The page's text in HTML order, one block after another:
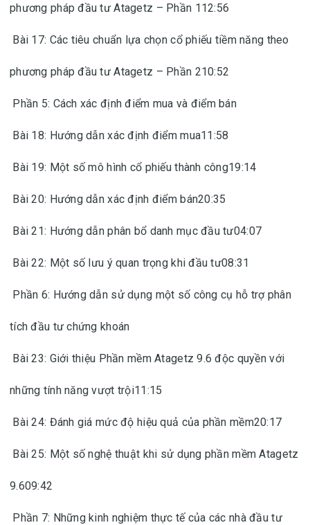
phương pháp đầu tư Atagetz – Phần 112:56
Bài 17: Các tiêu chuẩn lựa chọn cổ phiếu tiềm năng theo
phương pháp đầu tư Atagetz – Phần 210:52
Phần 5: Cách xác định điểm mua và điểm bán
Bài 18: Hướng dẫn xác định điểm mua11:58
Bài 19: Một số mô hình cổ phiếu thành công19:14
Bài 20: Hướng dẫn xác định điểm bán20:35
Bài 21: Hướng dẫn phân bổ danh mục đầu tư04:07
Bài 22: Một số lưu ý quan trọng khi đầu tư08:31
Phần 6: Hướng dẫn sử dụng một số công cụ hỗ trợ phân
tích đầu tư chứng khoán
Bài 23: Giới thiệu Phần mềm Atagetz 9.6 độc quyền với
những tính năng vượt trội11:15
Bài 24: Đánh giá mức độ hiệu quả của phần mềm20:17
Bài 25: Một số nghệ thuật khi sử dụng phần mềm Atagetz
9.609:42
Phần 7: Những kinh nghiệm thực tế của các nhà đầu tư